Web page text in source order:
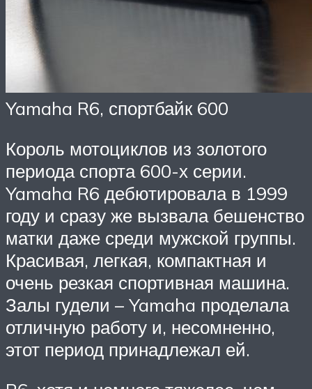
Yamaha R6, спортбайк 600
Король мотоциклов из золотого
периода спорта 600-х серии.
Yamaha R6 дебютировала в 1999
году и сразу же вызвала бешенство
матки даже среди мужской группы.
Красивая, легкая, компактная и
очень резкая спортивная машина.
Залы гудели – Yamaha проделала
отличную работу и, несомненно,
этот период принадлежал ей.